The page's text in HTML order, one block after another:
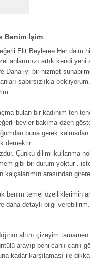
Benim İşim
Elit Beyleree Her daim
anlarımızı artık kendi yeni
Daha iyi bir hizmet
sabırsızlıkla
bulan bir kadınım ten
beyler bakıma özen
buna gerek
demektir.
Çünkü dilimi kullanma
gibi bir durum yoktur .
arasından
benim temel özelliklerimin
daha detaylı bilgi
altını çizeyim
arayıp beni canlı canlı
kadar karşılaması ile